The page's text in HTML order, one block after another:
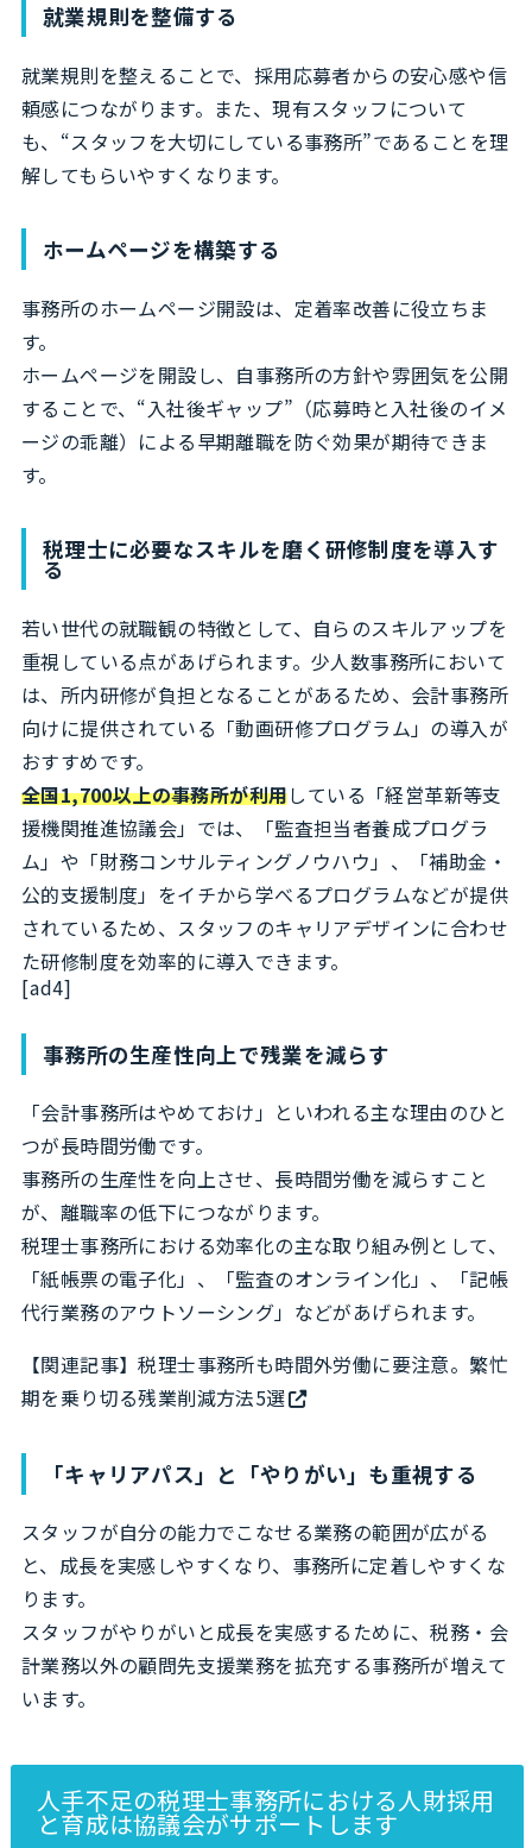
就業規則を整備する
就業規則を整えることで、採用応募者からの安心感や信
頼感につながります。また、現有スタッフについて
も、“スタッフを大切にしている事務所”であることを理
解してもらいやすくなります。
ホームページを構築する
事務所のホームページ開設は、定着率改善に役立ちま
す。
ホームページを開設し、自事務所の方針や雰囲気を公開
することで、“入社後ギャップ”（応募時と入社後のイメ
ージの乖離）による早期離職を防ぐ効果が期待できま
す。
税理士に必要なスキルを磨く研修制度を導入す
る
若い世代の就職観の特徴として、自らのスキルアップを
重視している点があげられます。少人数事務所において
は、所内研修が負担となることがあるため、会計事務所
向けに提供されている「動画研修プログラム」の導入が
おすすめです。
全国1,700以上の事務所が利用している「経営革新等支
援機関推進協議会」では、「監査担当者養成プログラ
ム」や「財務コンサルティングノウハウ」、「補助金・
公的支援制度」をイチから学べるプログラムなどが提供
されているため、スタッフのキャリアデザインに合わせ
た研修制度を効率的に導入できます。
[ad4]
事務所の生産性向上で残業を減らす
「会計事務所はやめておけ」といわれる主な理由のひと
つが長時間労働です。
事務所の生産性を向上させ、長時間労働を減らすこと
が、離職率の低下につながります。
税理士事務所における効率化の主な取り組み例として、
「紙帳票の電子化」、「監査のオンライン化」、「記帳
代行業務のアウトソーシング」などがあげられます。
【関連記事】税理士事務所も時間外労働に要注意。繁忙
期を乗り切る残業削減方法5選
「キャリアパス」と「やりがい」も重視する
スタッフが自分の能力でこなせる業務の範囲が広がる
と、成長を実感しやすくなり、事務所に定着しやすくな
ります。
スタッフがやりがいと成長を実感するために、税務・会
計業務以外の顧問先支援業務を拡充する事務所が増えて
います。
人手不足の税理士事務所における人財採用
と育成は協議会がサポートします